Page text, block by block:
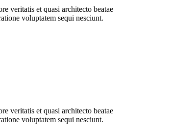
veritatis et quasi architecto beatae
voluptatem sequi nesciunt.
veritatis et quasi architecto beatae
voluptatem sequi nesciunt.